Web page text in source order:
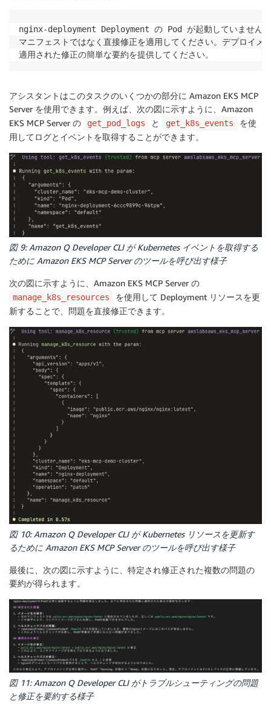
nginx-deployment Deployment の Pod が起動していません。
マニフェストではなく直接修正を適用してください。デプロイメ
適用された修正の簡単な要約を提供してください。
アシスタントはこのタスクのいくつかの部分に Amazon EKS MCP
Server を使用できます。例えば、次の図に示すように、Amazon
EKS MCP Server の
get_pod_logs と get_k8s_events
を使
用してログとイベントを取得することができます。
図 9: Amazon Q Developer CLI が Kubernetes イベントを取得する
ために Amazon EKS MCP Server のツールを呼び出す様子
次の図に示すように、Amazon EKS MCP Server の
manage_k8s_resources
を使用して Deployment リソースを更
新することで、問題を直接修正できます。
図 10: Amazon Q Developer CLI が Kubernetes リソースを更新す
るために Amazon EKS MCP Server のツールを呼び出す様子
最後に、次の図に示すように、特定され修正された複数の問題の
要約が得られます。
図 11: Amazon Q Developer CLI がトラブルシューティングの問題
と修正を要約する様子